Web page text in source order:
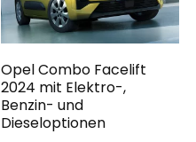
Opel Combo Facelift
2024 mit Elektro-,
Benzin- und
Dieseloptionen